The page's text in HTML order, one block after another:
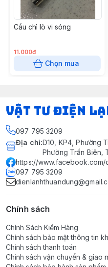
Cầu chì lò vi sóng
11.000đ
Chọn mua
VẬT TƯ ĐIỆN
097 795 3209
Địa chỉ:D10, KP4, Phường
Phường Trấn Biên,
https://www.facebook.com/
097 795 3209
Chính sách
Chính Sách Kiểm Hàng
Chính sách bảo mật thông tin
Chính sách thanh toán
Chính sách vận chuyển & giao